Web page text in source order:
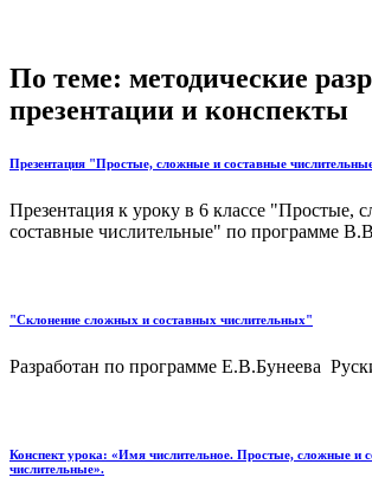
По теме: методические
презентации и конспекты
Презентация "Простые, сложные и составные
Презентация к уроку в 6 классе "Простые,
составные числительные" по программе
"Склонение сложных и составных числительных"
Разработан по программе Е.В.Бунеева
Конспект урока: «Имя числительное. Простые, сложные и
числительные».